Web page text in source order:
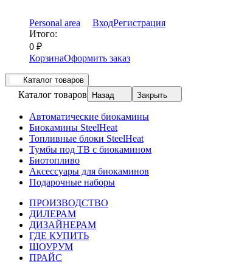
Personal area ВходРегистрация
Итого:
0 ₽
КорзинаОформить заказ
Каталог товаров
Каталог товаров Назад Закрыть
Автоматические биокамины
Биокамины SteelHeat
Топливные блоки SteelHeat
Тумбы под ТВ с биокамином
Биотопливо
Аксессуары для биокаминов
Подарочные наборы
ПРОИЗВОДСТВО
ДИЛЕРАМ
ДИЗАЙНЕРАМ
ГДЕ КУПИТЬ
ШОУРУМ
ПРАЙС